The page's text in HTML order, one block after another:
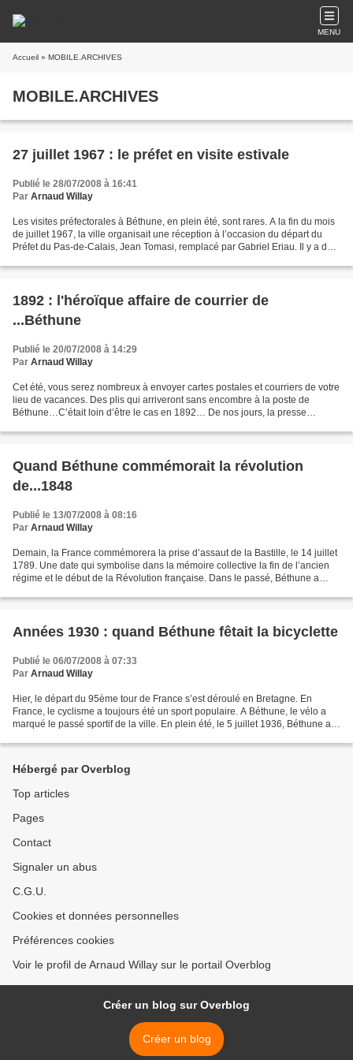
MENU
Accueil » MOBILE.ARCHIVES
MOBILE.ARCHIVES
27 juillet 1967 : le préfet en visite estivale
Publié le 28/07/2008 à 16:41
Par Arnaud Willay
Les visites préfectorales à Béthune, en plein été, sont rares. A la fin du mois
de juillet 1967, la ville organisait une réception à l’occasion du départ du
Préfet du Pas-de-Calais, Jean Tomasi, remplacé par Gabriel Eriau. Il y a des
1892 : l'héroïque affaire de courrier de
...Béthune
Publié le 20/07/2008 à 14:29
Par Arnaud Willay
Cet été, vous serez nombreux à envoyer cartes postales et courriers de votre
lieu de vacances. Des plis qui arriveront sans encombre à la poste de
Béthune…C’était loin d’être le cas en 1892… De nos jours, la presse
Quand Béthune commémorait la révolution
de...1848
Publié le 13/07/2008 à 08:16
Par Arnaud Willay
Demain, la France commémorera la prise d’assaut de la Bastille, le 14 juillet
1789. Une date qui symbolise dans la mémoire collective la fin de l’ancien
régime et le début de la Révolution française. Dans le passé, Béthune a
Années 1930 : quand Béthune fêtait la bicyclette
Publié le 06/07/2008 à 07:33
Par Arnaud Willay
Hier, le départ du 95ème tour de France s’est déroulé en Bretagne. En
France, le cyclisme a toujours été un sport populaire. A Béthune, le vélo a
marqué le passé sportif de la ville. En plein été, le 5 juillet 1936, Béthune a
Hébergé par Overblog
Top articles
Pages
Contact
Signaler un abus
C.G.U.
Cookies et données personnelles
Préférences cookies
Voir le profil de Arnaud Willay sur le portail Overblog
Créer un blog sur Overblog
Créer un blog